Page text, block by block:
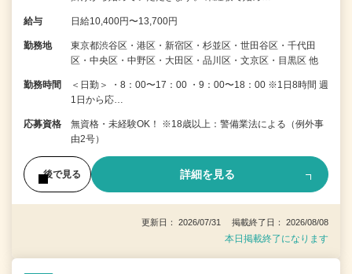
給与 日給10,400円〜13,700円
勤務地
東京都渋谷区・港区・新宿区・杉並区・世田谷区・千代田
区・中央区・中野区・大田区・品川区・文京区・目黒区 他
勤務時間
＜日勤＞ ・8：00〜17：00 ・9：00〜18：00 ※1日8時間 週
1日から応…
応募資格
無資格・未経験OK！ ※18歳以上：警備業法による（例外事
由2号）
後で見る 詳細を見る
更新日： 2026/07/31 掲載終了日： 2026/08/08
本日掲載終了になります